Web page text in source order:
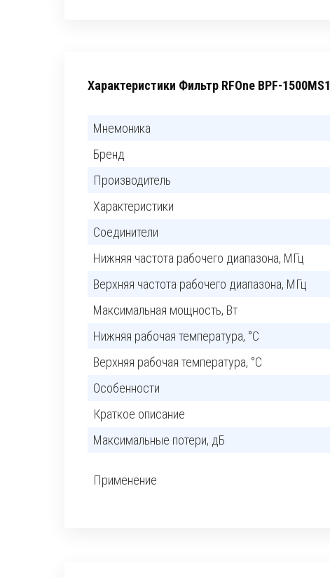
Характеристики Фильтр RFOne BPF-1500MS1
Мнемоника
Бренд
Производитель
Характеристики
Соединители
Нижняя частота рабочего диапазона, МГц
Верхняя частота рабочего диапазона, МГц
Максимальная мощность, Вт
Нижняя рабочая температура, °C
Верхняя рабочая температура, °C
Особенности
Краткое описание
Максимальные потери, дБ
Применение